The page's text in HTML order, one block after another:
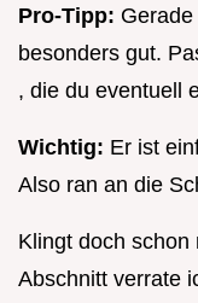
Pro-Tipp:
besonders gut.
, die du eventuell
Wichtig: Er ist
Also ran an die
Klingt doch schon
Abschnitt verrate